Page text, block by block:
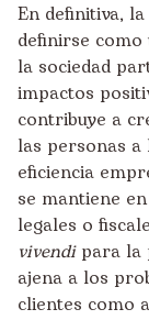
En definitiva,
definirse
la sociedad
impactos
contribuye a
las personas
eficiencia
se mantiene
legales o
vivendipara la
ajena a los
clientes como